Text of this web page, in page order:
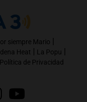
siempre Mario |
Heat | La Popu |
Política de Privacidad